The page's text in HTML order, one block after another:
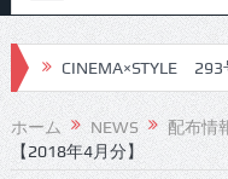
CINEMA×STYLE 293
CINEMA×STYLE 292
CINEMA×STYLE 291
ホーム NEWS 配布情
【2018年4月分】